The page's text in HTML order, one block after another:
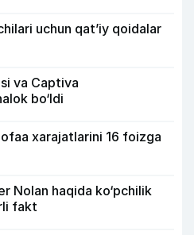
uchun qat’iy qoidalar
va Captiva
bo‘ldi
xarajatlarini 16 foizga
Nolan haqida ko‘pchilik
fakt